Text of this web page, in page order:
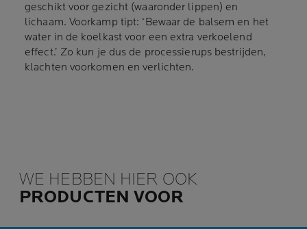
geschikt voor gezicht (waaronder lippen) en
lichaam. Voorkamp tipt: ‘Bewaar de balsem en het
water in de koelkast voor een extra verkoelend
effect.’ Zo kun je dus de processierups bestrijden,
klachten voorkomen en verlichten.
WE HEBBEN HIER OOK
PRODUCTEN VOOR